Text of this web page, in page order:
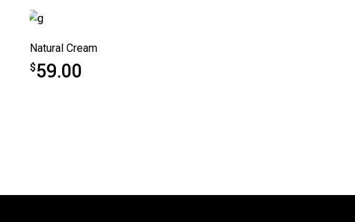
Natural Cream
$59.00